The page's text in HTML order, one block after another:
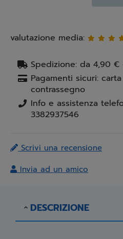
valutazione media:
Spedizione: da 4,90
Pagamenti sicuri:
contrassegno
3382937546
Scrivi una recensione
Invia ad un amico
DESCRIZIONE